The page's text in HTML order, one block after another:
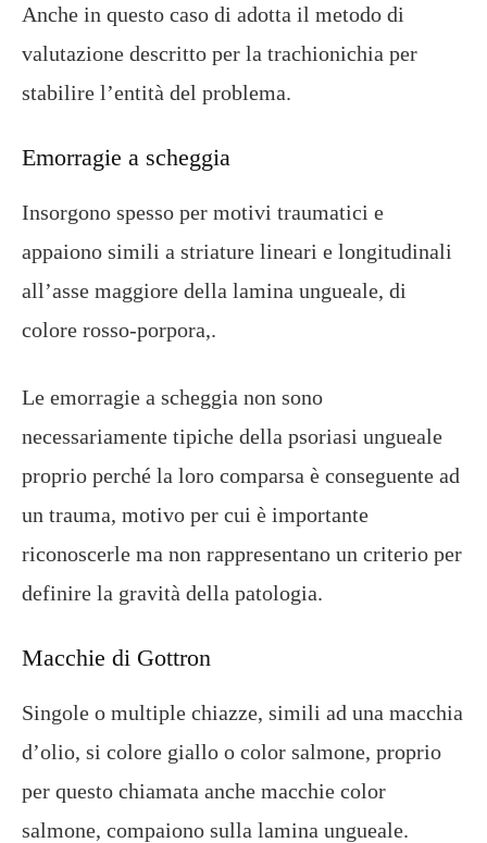
Anche in questo caso di adotta il metodo di
valutazione descritto per la trachionichia per
stabilire l’entità del problema.
Emorragie a scheggia
Insorgono spesso per motivi traumatici e
appaiono simili a striature lineari e longitudinali
all’asse maggiore della lamina ungueale, di
colore rosso-porpora,.
Le emorragie a scheggia non sono
necessariamente tipiche della psoriasi ungueale
proprio perché la loro comparsa è conseguente ad
un trauma, motivo per cui è importante
riconoscerle ma non rappresentano un criterio per
definire la gravità della patologia.
Macchie di Gottron
Singole o multiple chiazze, simili ad una macchia
d’olio, si colore giallo o color salmone, proprio
per questo chiamata anche macchie color
salmone, compaiono sulla lamina ungueale.